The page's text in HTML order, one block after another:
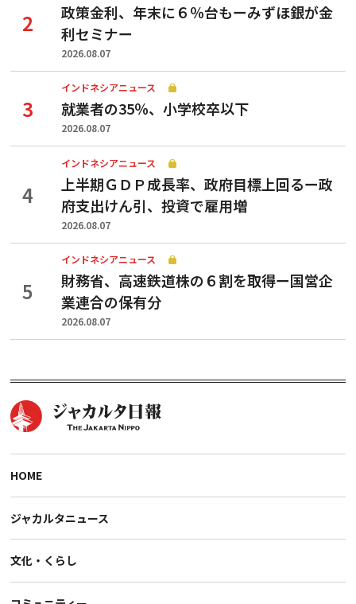
政策金利、年末に６％台もーみずほ銀が金
利セミナー
2026.08.07
インドネシアニュース
就業者の35％、小学校卒以下
2026.08.07
インドネシアニュース
上半期ＧＤＰ成長率、政府目標上回るー政
府支出けん引、投資で雇用増
2026.08.07
インドネシアニュース
財務省、高速鉄道株の６割を取得ー国営企
業連合の保有分
2026.08.07
HOME
ジャカルタニュース
文化・くらし